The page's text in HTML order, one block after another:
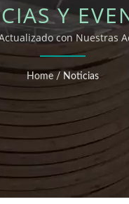
Y
con Nuestras
Globales
Home / Noticias